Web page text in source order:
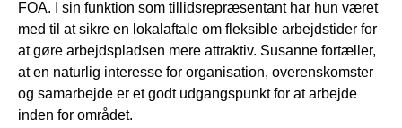
FOA. I sin funktion som tillidsrepræsentant har hun været
med til at sikre en lokalaftale om fleksible arbejdstider for
at gøre arbejdspladsen mere attraktiv. Susanne fortæller,
at en naturlig interesse for organisation, overenskomster
og samarbejde er et godt udgangspunkt for at arbejde
inden for området.